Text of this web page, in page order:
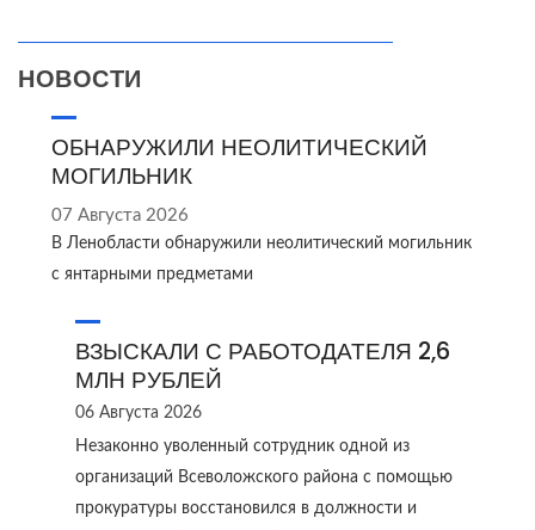
НОВОСТИ
ОБНАРУЖИЛИ НЕОЛИТИЧЕСКИЙ
МОГИЛЬНИК
07 Августа 2026
В Ленобласти обнаружили неолитический могильник
с янтарными предметами
ВЗЫСКАЛИ С РАБОТОДАТЕЛЯ 2,6
МЛН РУБЛЕЙ
06 Августа 2026
Незаконно уволенный сотрудник одной из
организаций Всеволожского района с помощью
прокуратуры восстановился в должности и